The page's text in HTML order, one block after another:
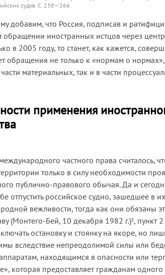
судов. С. 238—266.
добавим, что Россия, подписав и
обращении иностранных истцов через
в 2005 году, то станет, как кажется,
обращения не только к «нормам о
материальных, так и в части
применения
частного права считалось,
только в силу необходимости
публично-правового обычая. Да и
отпустить российское судно, зашедшее
вежливости, тогда как они обязаны
(Монтего-Бей, 10 декабря 1982 г.)3, пункт
остановку и стоянку на якоре, но
вследствие непреодолимой силы или
находящимся в опасности или
которая предоставляет гражданам